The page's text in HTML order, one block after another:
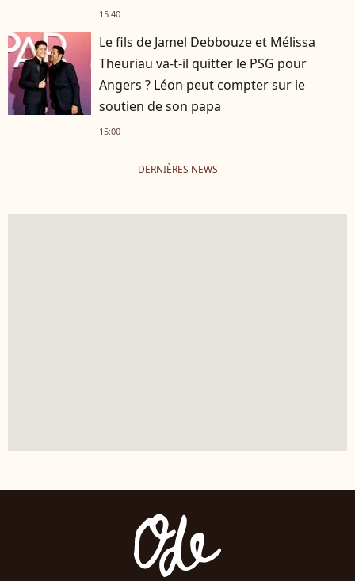
15:40
Le fils de Jamel Debbouze et Mélissa
Theuriau va-t-il quitter le PSG pour
Angers ? Léon peut compter sur le
soutien de son papa
15:00
DERNIÈRES NEWS